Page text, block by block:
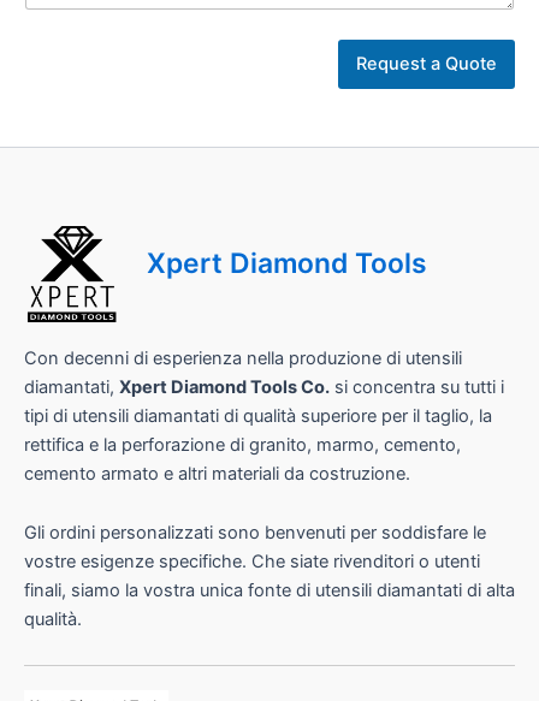
r
Request a Quote
Xpert Diamond Tools
Con decenni di esperienza nella produzione di utensili
diamantati, Xpert Diamond Tools Co. si concentra su tutti i
tipi di utensili diamantati di qualità superiore per il taglio, la
rettifica e la perforazione di granito, marmo, cemento,
cemento armato e altri materiali da costruzione.
Gli ordini personalizzati sono benvenuti per soddisfare le
vostre esigenze specifiche. Che siate rivenditori o utenti
finali, siamo la vostra unica fonte di utensili diamantati di alta
qualità.